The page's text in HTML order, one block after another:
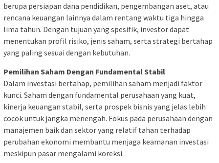
berupa persiapan dana pendidikan, pengembangan aset, atau
rencana keuangan lainnya dalam rentang waktu tiga hingga
lima tahun. Dengan tujuan yang spesifik, investor dapat
menentukan profil risiko, jenis saham, serta strategi bertahap
yang paling sesuai dengan kebutuhan.
Pemilihan Saham Dengan Fundamental Stabil
Dalam investasi bertahap, pemilihan saham menjadi faktor
kunci. Saham dengan fundamental perusahaan yang kuat,
kinerja keuangan stabil, serta prospek bisnis yang jelas lebih
cocok untuk jangka menengah. Fokus pada perusahaan dengan
manajemen baik dan sektor yang relatif tahan terhadap
perubahan ekonomi membantu menjaga keamanan investasi
meskipun pasar mengalami koreksi.